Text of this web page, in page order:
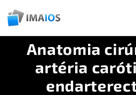
Anatomia
artéria